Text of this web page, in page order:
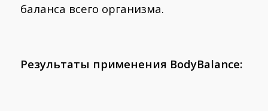
баланса всего организма.
Результаты применения BodyBalance: